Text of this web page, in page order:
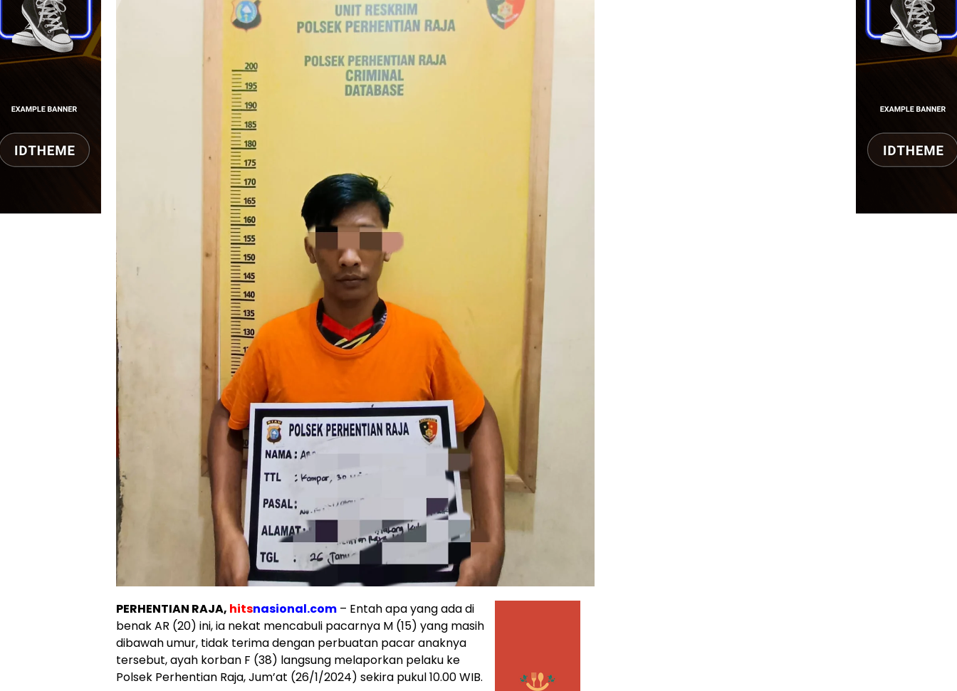
PERHENTIAN RAJA, hitsnasional.com – Entah apa yang ada di
benak AR (20) ini, ia nekat mencabuli pacarnya M (15) yang masih
dibawah umur, tidak terima dengan perbuatan pacar anaknya
tersebut, ayah korban F (38) langsung melaporkan pelaku ke
Polsek Perhentian Raja, Jum’at (26/1/2024) sekira pukul 10.00 WIB.